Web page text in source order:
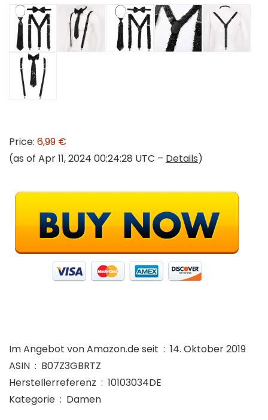
Price: 6,99 €
(as of Apr 11, 2024 00:24:28 UTC – Details)
Im Angebot von Amazon.de seit ‏ : ‎ 14. Oktober 2019
ASIN ‏ : ‎ B07Z3GBRTZ
Herstellerreferenz ‏ : ‎ 10103034DE
Kategorie ‏ : ‎ Damen